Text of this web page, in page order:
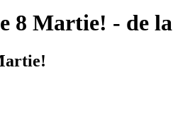
8 Martie! - de